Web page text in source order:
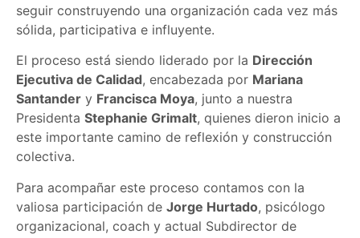
seguir construyendo una organización cada vez más
sólida, participativa e influyente.
El proceso está siendo liderado por la Dirección
Ejecutiva de Calidad, encabezada por Mariana
Santander y Francisca Moya, junto a nuestra
Presidenta Stephanie Grimalt, quienes dieron inicio a
este importante camino de reflexión y construcción
colectiva.
Para acompañar este proceso contamos con la
valiosa participación de Jorge Hurtado, psicólogo
organizacional, coach y actual Subdirector de